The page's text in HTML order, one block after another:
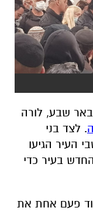
שבע, לורה
. לצד בני
גם כ-400 תושבי העיר הגיעו
בעיר כדי
פעם אחת את